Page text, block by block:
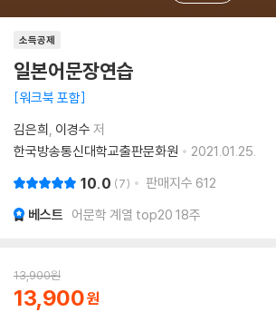
소득공제
일본어문장연습
워크북 포함
김은희 이경수 저
한국방송통신대학교출판문화원
2021.01.25.
10.0 7 판매지수 612
베스트 어문학 계열 top20 18주
13,900원
13,900